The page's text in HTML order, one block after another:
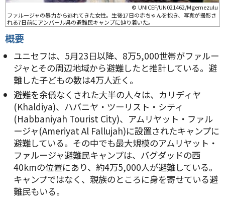
© UNICEF/UN021462/Mgemezulu
ファルージャの暴力から逃れてきた女性。生後17日の赤ちゃんを抱き、写真が撮影さ
れる7日前にアンバール県の避難民キャンプに辿り着いた。
概要
ユニセフは、5月23日以降、8万5,000世帯がファルー
ジャとその周辺地域から避難したと推計している。避
難した子どもの数は4万人近く。
避難を余儀なくされた大半の人々は、カリディヤ
(Khaldiya)、ハバニヤ・ツーリスト・シティ
(Habbaniyah Tourist City)、アムリヤット・ファル
ージャ(Ameriyat Al Fallujah)に設置されたキャンプに
避難している。その中でも最大規模のアムリヤット・
ファルージャ避難民キャンプは、バグダッドの西
40kmの位置にあり、約4万5,000人が避難している。
キャンプではなく、親族のところに身を寄せている避
難民もいる。